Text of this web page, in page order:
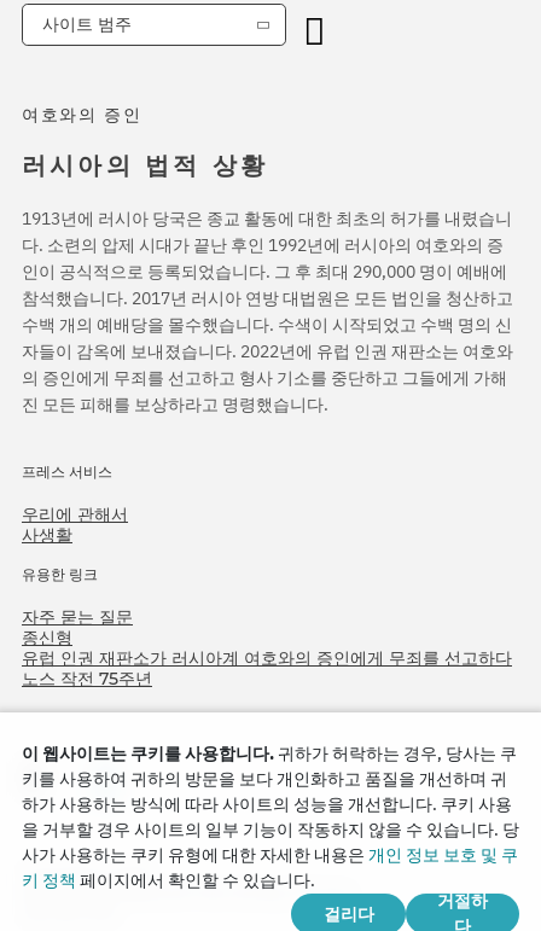
여호와의 증인
러시아의 법적 상황
1913년에 러시아 당국은 종교 활동에 대한 최초의 허가를 내렸습니
다. 소련의 압제 시대가 끝난 후인 1992년에 러시아의 여호와의 증
인이 공식적으로 등록되었습니다. 그 후 최대 290,000 명이 예배에
참석했습니다. 2017년 러시아 연방 대법원은 모든 법인을 청산하고
수백 개의 예배당을 몰수했습니다. 수색이 시작되었고 수백 명의 신
자들이 감옥에 보내졌습니다. 2022년에 유럽 인권 재판소는 여호와
의 증인에게 무죄를 선고하고 형사 기소를 중단하고 그들에게 가해
진 모든 피해를 보상하라고 명령했습니다.
프레스 서비스
우리에 관해서
사생활
유용한 링크
자주 묻는 질문
종신형
유럽 인권 재판소가 러시아계 여호와의 증인에게 무죄를 선고하다
노스 작전 75주년
사이트 범주
Copyright © 2026
Watch Tower Bible and Tract Society of Korea.
이 웹사이트는 쿠키를 사용합니다. 귀하가 허락하는 경우, 당사는 쿠
키를 사용하여 귀하의 방문을 보다 개인화하고 품질을 개선하며 귀
하가 사용하는 방식에 따라 사이트의 성능을 개선합니다. 쿠키 사용
을 거부할 경우 사이트의 일부 기능이 작동하지 않을 수 있습니다. 당
사가 사용하는 쿠키 유형에 대한 자세한 내용은 개인 정보 보호 및 쿠
키 정책 페이지에서 확인할 수 있습니다.
걸리다
거절하
다